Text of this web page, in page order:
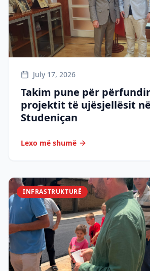
July 17, 2026
Takim pune për
projektit të ujësjellësit
Studeniçan
Lexo më shumë
INFRASTRUKTURË